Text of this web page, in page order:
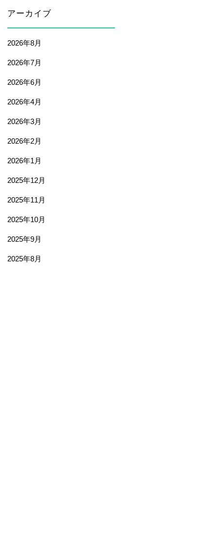
アーカイブ
2026年8月
2026年7月
2026年6月
2026年4月
2026年3月
2026年2月
2026年1月
2025年12月
2025年11月
2025年10月
2025年9月
2025年8月